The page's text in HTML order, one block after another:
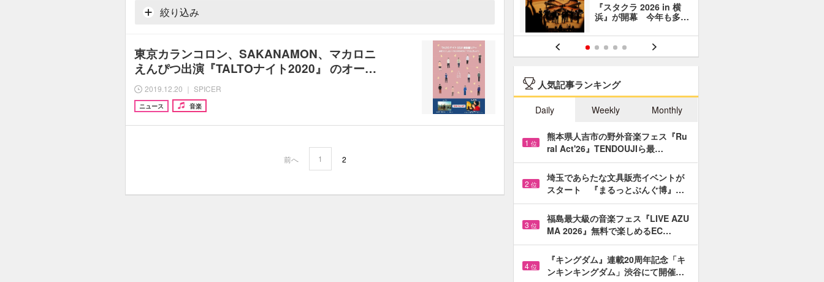
絞り込み
東京カランコロン、SAKANAMON、マカロニ
えんぴつ出演『TALTOナイト2020』 のオー…
2019.12.20 ｜ SPICER
ニュース 音楽
前へ 1 2
『スタクラ 2026 in 横
浜』が開幕 今年も多…
人気記事ランキング
Daily Weekly Monthly
1 位
熊本県人吉市の野外音楽フェス『Ru
ral Act'26』TENDOUJIら最…
2 位
埼玉であらたな文具販売イベントが
スタート 『まるっとぶんぐ博』…
3 位
福島最大級の音楽フェス『LIVE AZU
MA 2026』無料で楽しめるEC…
4 位
『キングダム』連載20周年記念「キ
ンキンキングダム」渋谷にて開催…